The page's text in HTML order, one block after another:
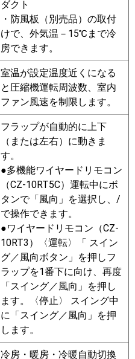
ダクト
・防風板（別売品）の取付
けで、外気温－15℃まで冷
房できます。
室温が設定温度近くになる
と圧縮機運転周波数、室内
ファン風速を制限します。
フラップが自動的に上下
（または左右）に動きま
す。
●多機能ワイヤードリモコン
（CZ-10RT5C）運転中にボ
タンで「風向」を選択し、/
で操作できます。
●ワイヤードリモコン（CZ-
10RT3）〈運転〉「 スイン
グ／風向ボタン」を押しフ
ラップを1番下に向け、再度
「スイング／風向」を押し
ます。〈停止〉 スイング中
に「スイング／風向」を押
します。
冷房・暖房・冷暖自動切換